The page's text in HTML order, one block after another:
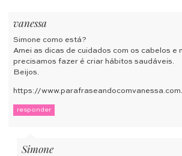
vanessa
Simone como está?
Amei as dicas de cuidados com os cabelos e
precisamos fazer é criar hábitos saudáveis.
Beijos.
https://
responder
Simone